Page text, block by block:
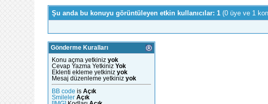
Şu anda bu konuyu görüntüleyen etkin kullanıcılar: 1 (0 üye ve 1
Gönderme Kuralları
Konu açma yetkiniz yok
Cevap Yazma Yetkiniz Yok
Eklenti ekleme yetkiniz yok
Mesaj düzenleme yetkiniz yok
BB code is Açık
Smileler Açık